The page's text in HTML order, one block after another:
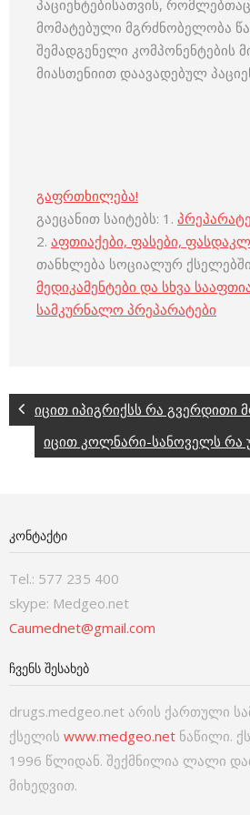
პაციენტებისათვის,
მომატებული მგრძნობელობა
შემადგენელი კომპონენტების
მიასთენიით დაავადებულ
გაფრთხილება!
გაეცანით საიტებს: 1.
2. აფთიაქები, ფასები,
თანხლება სოციალურ
მედიკამენტები და სხვა
სამკურნალო პრეპარატები
იცით იპიგრიქსს რა გვერდითი
იცით კოლნარი-სანოველს რა
ᲙᲝᲜᲢᲐᲥᲢᲘ
Tel.: 577 235 400
skype: Medgeo.net
Caumednet@gmail.com
ᲩᲕᲔᲜᲡ ᲨᲔᲡᲐᲮᲔᲑ
drugs.medgeo.net არის ქართული
ქსელის www.medgeo.net ნაწილი.
1996 წლიდან. შექმნილია ლალი
მიხედვით.